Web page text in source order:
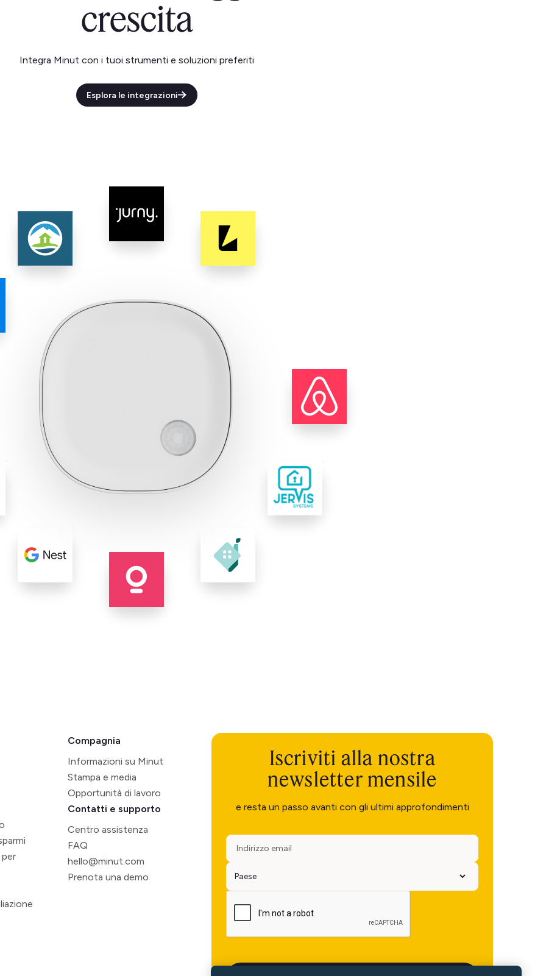
crescita
Integra Minut con i tuoi strumenti e soluzioni preferiti
Esplora le integrazioni
Compagnia
Informazioni su Minut
Stampa e media
Opportunità di lavoro
Contatti e supporto
Centro assistenza
FAQ
hello@minut.com
Prenota una demo
Iscriviti alla nostra
newsletter mensile
e resta un passo avanti con gli ultimi approfondimenti